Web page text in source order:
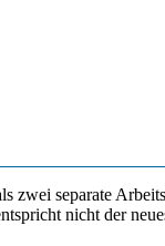
zwei separate
nicht der